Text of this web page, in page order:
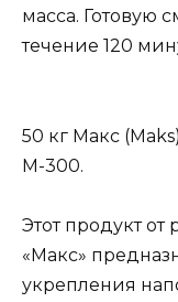
масса. Готовую
течение 120
50 кг Макс
М-300.
Этот продукт
«Макс»
укрепления